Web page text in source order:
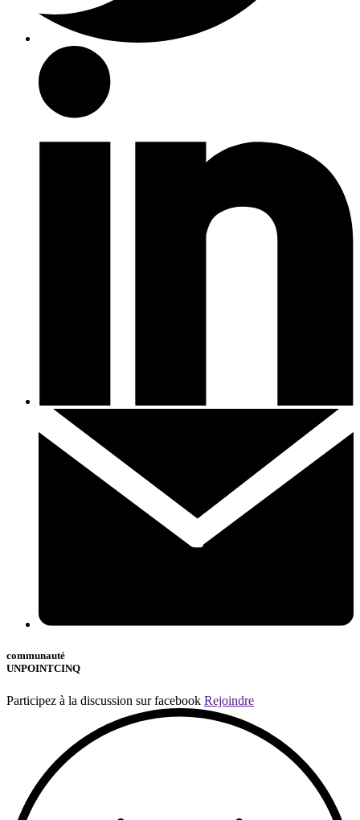
communauté
UNPOINTCINQ
Participez à la discussion sur facebook Rejoindre